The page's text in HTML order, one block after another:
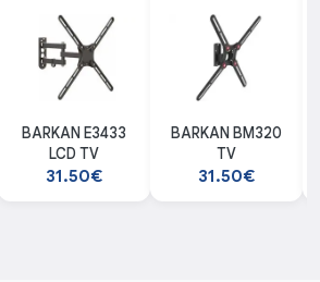
BARKAN E3433
LCD TV
31.50€
BARKAN BM320
TV
31.50€